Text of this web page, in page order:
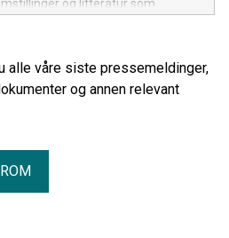
og litteratur som
alle våre siste pressemeldinger,
og annen relevant